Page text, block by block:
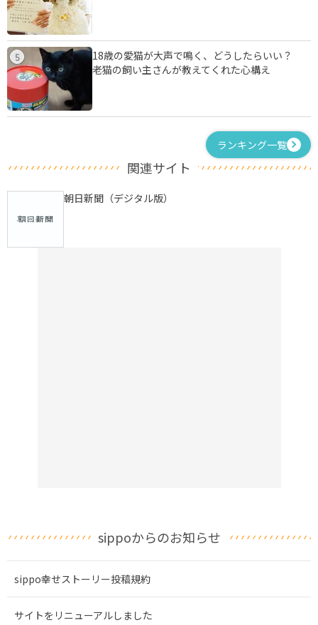
5
18歳の愛猫が大声で鳴く、どうしたらいい？
老猫の飼い主さんが教えてくれた心構え
ランキング一覧
関連サイト
朝日新聞（デジタル版）
sippoからのお知らせ
sippo幸せストーリー投稿規約
サイトをリニューアルしました